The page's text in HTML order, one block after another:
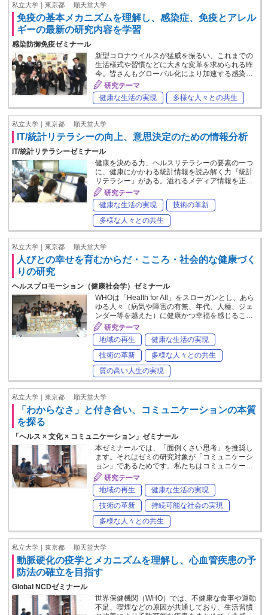
私立大学｜東京都 順天堂大学
免疫の基本メカニズムを理解し、感染症、免疫とアレル
ギーの最新の研究内容を学習
感染防御免疫ゼミナール
新型コロナウイルスが猛威を振るい、これまでの
生活様式や習慣などに大きな変革を求められる昨
今。皆さんもグローバル化により加速する感染…
研究テーマ
健康な生活の実現
多様な人々との共生
私立大学｜東京都 順天堂大学
IT/統計リテラシーの向上、意思決定のための情報分析
IT/統計リテラシーゼミナール
健康を決める力、ヘルスリテラシーの要素の一つ
に、健康にかかわる統計情報を読み解く力『統計
リテラシー』がある。溢れるメディア情報を正…
研究テーマ
健康な生活の実現
技術の革新
多様な人々との共生
私立大学｜東京都 順天堂大学
人びとの幸せを育むからだ・こころ・社会的な健康づく
りの研究
ヘルスプロモーション（健康社会学）ゼミナール
WHOは「Health for All」をスローガンとし、あら
ゆる人々（病気や障害の有無、年代、人種、ジェ
ンダー等を越えた）に健康かつ幸福を感じるこ…
研究テーマ
地域の再生
健康な生活の実現
技術の革新
多様な人々との共生
質の高い人生の実現
私立大学｜東京都 順天堂大学
「わからなさ」と付き合い、コミュニケーションの本質
を探る
「ヘルス × 文化 × コミュニケーション」ゼミナール
本ゼミナールでは、「面倒くさい思考」を推奨し
ます。それはゼミの研究対象が「コミュニケーシ
ョン」であるためです。私たちはコミュニケー…
研究テーマ
地域の再生
健康な生活の実現
技術の革新
持続可能な社会の実現
多様な人々との共生
私立大学｜東京都 順天堂大学
動脈硬化の疫学とメカニズムを理解し、心血管疾患の予
防法の確立を目指す
Global NCDゼミナール
世界保健機関（WHO）では、不健康な食事や運動
不足、喫煙などの原因が共通しており、生活習慣